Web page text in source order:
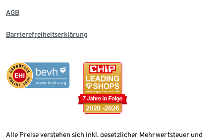
AGB
Barrierefreiheitserklärung
Alle Preise verstehen sich inkl. gesetzlicher Mehrwertsteuer und